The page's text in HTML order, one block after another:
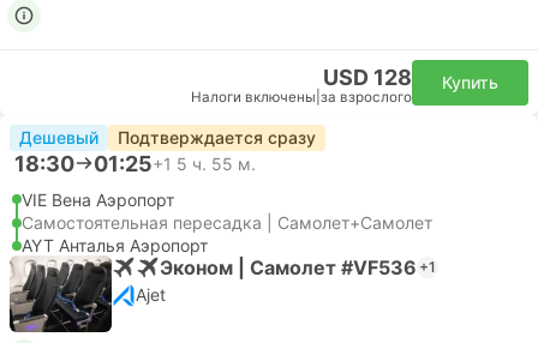
USD 128
Налоги включены за взрослого
Купить
Дешевый Подтверждается сразу
18:30 01:25+1 5 ч. 55 м.
VIE Вена Аэропорт
Самостоятельная пересадка | Самолет+Самолет
AYT Анталья Аэропорт
Эконом | Самолет #VF536 +1
Ajet